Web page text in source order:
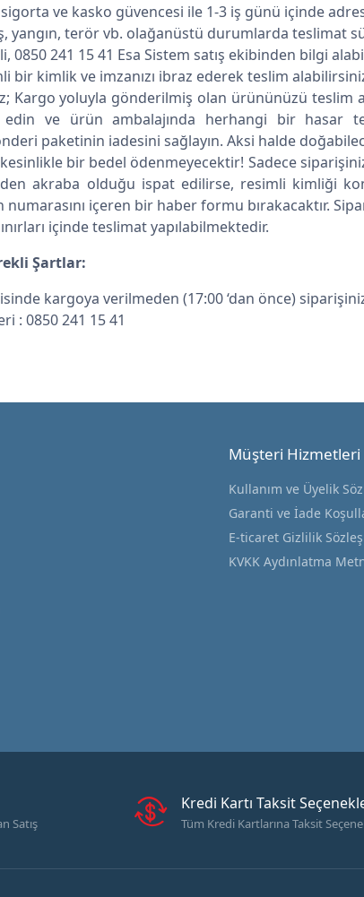
ve kasko güvencesi ile 1-3 iş günü içinde
yangın, terör vb. olağanüstü durumlarda teslimat
0850 241 15 41 Esa Sistem satış ekibinden bilgi
bir kimlik ve imzanızı ibraz ederek teslim
Kargo yoluyla gönderilmiş olan ürününüzü teslim
ve ürün ambalajında herhangi bir hasar
paketinin iadesini sağlayın. Aksi halde
bir bedel ödenmeyecektir! Sadece
akraba olduğu ispat edilirse, resimli kimliği
içeren bir haber formu bırakacaktır.
içinde teslimat yapılabilmektedir.
Şartlar:
kargoya verilmeden (17:00 ‘dan önce)
: 0850 241 15 41
Müşteri Hizmetleri
Kullanım ve Üyelik
Garanti ve İade
E-ticaret Gizlilik
KVKK Aydınlatma
Satış
Kredi Kartı Taksit
Tüm Kredi Kartlarına Taksit